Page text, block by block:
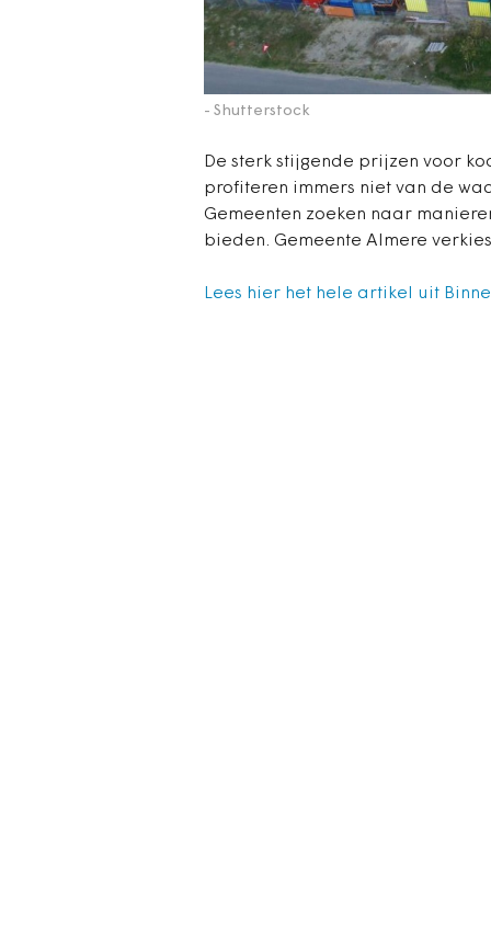
- Shutterstock
De sterk stijgende prijzen voor
profiteren immers niet van de
Gemeenten zoeken naar
bieden. Gemeente Almere
Lees hier het hele artikel uit